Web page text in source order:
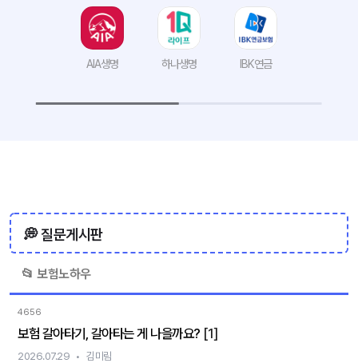
AIA생명 하나생명 IBK연금
💭 질문게시판
📂 보험노하우
4656
보험 갈아타기, 갈아타는 게 나을까요? [1]
2026.07.29 김미림